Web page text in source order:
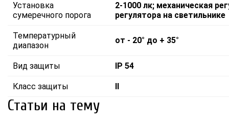
Установка
сумеречного порога
2-1000 лк; механическая
регулятора на светильнике
Температурный
диапазон
от - 20° до + 35°
Вид защиты IP 54
Класс защиты II
Статьи на тему